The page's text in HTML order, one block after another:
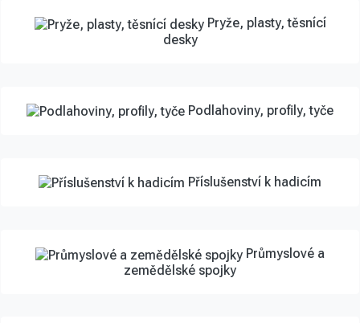
Pryže, plasty, těsnící
desky
Podlahoviny, profily, tyče
Příslušenství k hadicím
Průmyslové a
zemědělské spojky